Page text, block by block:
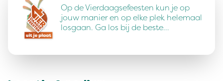
Op de Vierdaagsefeesten kun je op
jouw manier en op elke plek helemaal
losgaan. Ga los bij de beste…